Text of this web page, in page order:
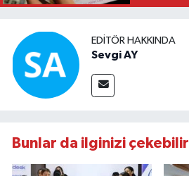
EDITÖR HAKKINDA
Sevgi AY
Bunlar da ilginizi çekebilir